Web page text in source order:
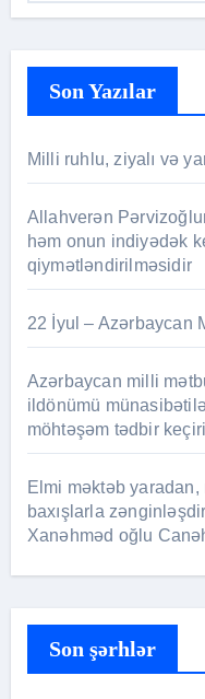
Son Yazılar
Milli ruhlu, ziyalı və
Allahverən
həm onun indiyədək
qiymətləndirilməsidir
22 İyul – Azərbaycan
Azərbaycan milli
ildönümü
möhtəşəm tədbir
Elmi məktəb
baxışlarla
Xanəhməd oğlu
Son şərhlər